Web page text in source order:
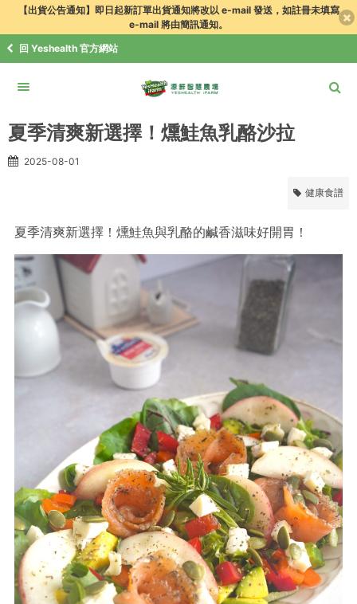
【出貨公告通知】即日起新訂單出貨通知將改以 e-mail 發送，如註冊未填寫
e-mail 將由簡訊通知。
回 Yeshealth 官方網站
夏季清爽新選擇！燻鮭魚乳酪沙拉
夏季清爽新選擇！燻鮭魚乳酪沙拉
2025-08-01
健康食譜
夏季清爽新選擇！燻鮭魚與乳酪的鹹香滋味好開胃！